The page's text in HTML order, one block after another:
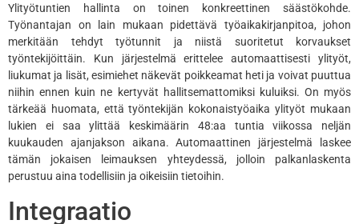
Ylityötuntien hallinta on toinen konkreettinen säästökohde.
Työnantajan on lain mukaan pidettävä työaikakirjanpitoa, johon
merkitään tehdyt työtunnit ja niistä suoritetut korvaukset
työntekijöittäin. Kun järjestelmä erittelee automaattisesti ylityöt,
liukumat ja lisät, esimiehet näkevät poikkeamat heti ja voivat puuttua
niihin ennen kuin ne kertyvät hallitsemattomiksi kuluiksi. On myös
tärkeää huomata, että työntekijän kokonaistyöaika ylityöt mukaan
lukien ei saa ylittää keskimäärin 48:aa tuntia viikossa neljän
kuukauden ajanjakson aikana. Automaattinen järjestelmä laskee
tämän jokaisen leimauksen yhteydessä, jolloin palkanlaskenta
perustuu aina todellisiin ja oikeisiin tietoihin.
Integraatio